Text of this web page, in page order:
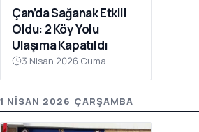
Çan’da Sağanak Etkili
Oldu: 2 Köy Yolu
Ulaşıma Kapatıldı
3 Nisan 2026 Cuma
1 NISAN 2026 ÇARŞAMBA